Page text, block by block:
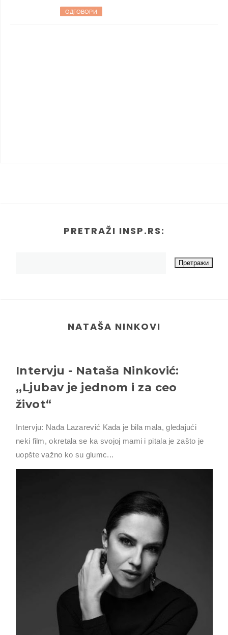
ОДГОВОРИ
PRETRAŽI INSP.RS:
NATAŠA NINKOVI
Intervju - Nataša Ninković:
,,Ljubav je jednom i za ceo
život“
Intervju: Nađa Lazarević Kada je bila mala, gledajući
neki film, okretala se ka svojoj mami i pitala je zašto je
uopšte važno ko su glumc...